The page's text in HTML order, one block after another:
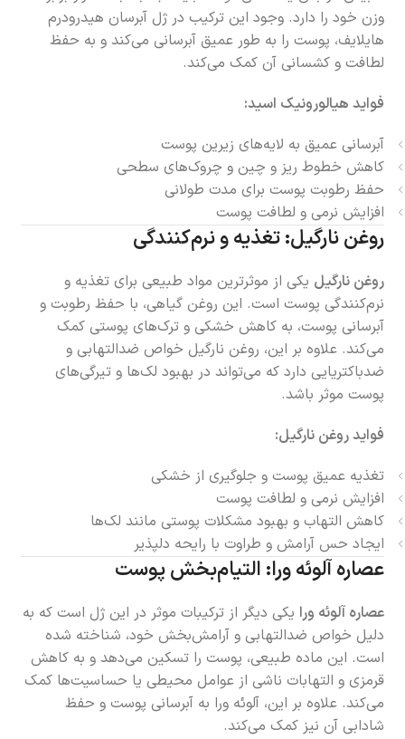
وزن خود را دارد. وجود این ترکیب در ژل آبرسان هیدرودرم
هایلایف، پوست را به طور عمیق آبرسانی می‌کند و به حفظ
لطافت و کشسانی آن کمک می‌کند.
فواید هیالورونیک اسید:
آبرسانی عمیق به لایه‌های زیرین پوست
کاهش خطوط ریز و چین و چروک‌های سطحی
حفظ رطوبت پوست برای مدت طولانی
افزایش نرمی و لطافت پوست
روغن نارگیل: تغذیه و نرم‌کنندگی
روغن نارگیل یکی از موثرترین مواد طبیعی برای تغذیه و
نرم‌کنندگی پوست است. این روغن گیاهی، با حفظ رطوبت و
آبرسانی پوست، به کاهش خشکی و ترک‌های پوستی کمک
می‌کند. علاوه بر این، روغن نارگیل خواص ضدالتهابی و
ضدباکتریایی دارد که می‌تواند در بهبود لک‌ها و تیرگی‌های
پوست موثر باشد.
فواید روغن نارگیل:
تغذیه عمیق پوست و جلوگیری از خشکی
افزایش نرمی و لطافت پوست
کاهش التهاب و بهبود مشکلات پوستی مانند لک‌ها
ایجاد حس آرامش و طراوت با رایحه دلپذیر
عصاره آلوئه ورا: التیام‌بخش پوست
عصاره آلوئه ورا یکی دیگر از ترکیبات موثر در این ژل است که به
دلیل خواص ضدالتهابی و آرامش‌بخش خود، شناخته شده
است. این ماده طبیعی، پوست را تسکین می‌دهد و به کاهش
قرمزی و التهابات ناشی از عوامل محیطی یا حساسیت‌ها کمک
می‌کند. علاوه بر این، آلوئه ورا به آبرسانی پوست و حفظ
شادابی آن نیز کمک می‌کند.